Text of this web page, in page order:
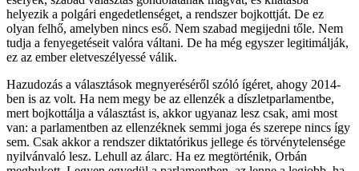
helyezik a polgári engedetlenséget, a rendszer bojkottját. De ez
olyan felhő, amelyben nincs eső. Nem szabad megijedni tőle. Nem
tudja a fenyegetéseit valóra váltani. De ha még egyszer legitimálják,
ez az ember eletveszélyessé válik.
Hazudozás a választások megnyeréséről szóló ígéret, ahogy 2014-
ben is az volt. Ha nem megy be az ellenzék a díszletparlamentbe,
mert bojkottálja a választást is, akkor ugyanaz lesz csak, ami most
van: a parlamentben az ellenzéknek semmi joga és szerepe nincs így
sem. Csak akkor a rendszer diktatórikus jellege és törvénytelensége
nyilvánvaló lesz. Lehull az álarc. Ha ez megtörténik, Orbán